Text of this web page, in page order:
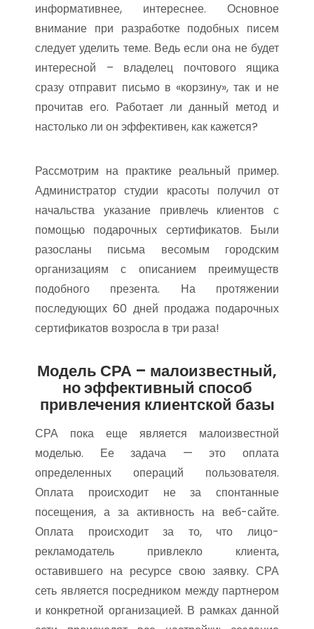
информативнее, интереснее. Основное
внимание при разработке подобных писем
следует уделить теме. Ведь если она не будет
интересной – владелец почтового ящика
сразу отправит письмо в «корзину», так и не
прочитав его. Работает ли данный метод и
настолько ли он эффективен, как кажется?
Рассмотрим на практике реальный пример.
Администратор студии красоты получил от
начальства указание привлечь клиентов с
помощью подарочных сертификатов. Были
разосланы письма весомым городским
организациям с описанием преимуществ
подобного презента. На протяжении
последующих 60 дней продажа подарочных
сертификатов возросла в три раза!
Модель СРА – малоизвестный,
но эффективный способ
привлечения клиентской базы
СРА пока еще является малоизвестной
моделью. Ее задача — это оплата
определенных операций пользователя.
Оплата происходит не за спонтанные
посещения, а за активность на веб-сайте.
Оплата происходит за то, что лицо-
рекламодатель привлекло клиента,
оставившего на ресурсе свою заявку. СРА
сеть является посредником между партнером
и конкретной организацией. В рамках данной